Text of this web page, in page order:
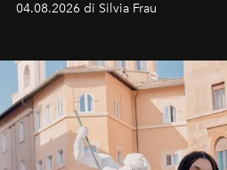
04.08.2026 di Silvia Frau